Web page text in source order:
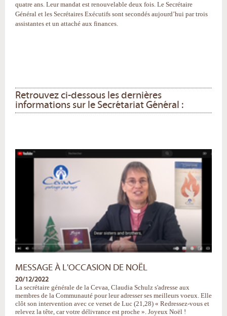
quatre ans. Leur mandat est renouvelable deux fois. Le Secrétaire
Général et les Secrétaires Exécutifs sont secondés aujourd’hui par trois
assistantes et un attaché aux finances.
Retrouvez ci-dessous les dernières
informations sur le Secrétariat Général :
MESSAGE À L'OCCASION DE NOËL
20/12/2022
La secrétaire générale de la Cevaa, Claudia Schulz s'adresse aux
membres de la Communauté pour leur adresser ses meilleurs voeux. Elle
clôt son intervention avec ce verset de Luc (21,28) « Redressez-vous et
relevez la tête, car votre délivrance est proche ». Joyeux Noël !